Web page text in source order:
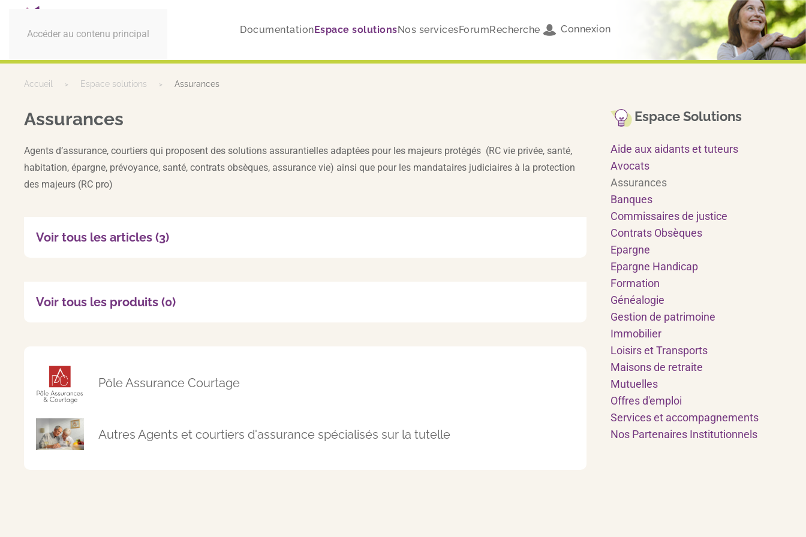
Accéder au contenu principal DocumentationEspace solutionsNos servicesForumRecherche Connexion
Accueil Espace solutions Assurances
Assurances
Agents d’assurance, courtiers qui proposent des solutions assurantielles adaptées pour les majeurs protégés (RC vie privée, santé,
habitation, épargne, prévoyance, santé, contrats obsèques, assurance vie) ainsi que pour les mandataires judiciaires à la protection
des majeurs (RC pro)
Voir tous les articles (3)
Voir tous les produits (0)
Pôle Assurance Courtage
Autres Agents et courtiers d'assurance spécialisés sur la tutelle
Espace Solutions
Aide aux aidants et tuteurs
Avocats
Assurances
Banques
Commissaires de justice
Contrats Obsèques
Epargne
Epargne Handicap
Formation
Généalogie
Gestion de patrimoine
Immobilier
Loisirs et Transports
Maisons de retraite
Mutuelles
Offres d'emploi
Services et accompagnements
Nos Partenaires Institutionnels